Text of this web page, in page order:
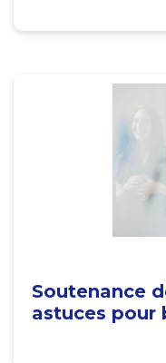
Soutenance
astuces pour